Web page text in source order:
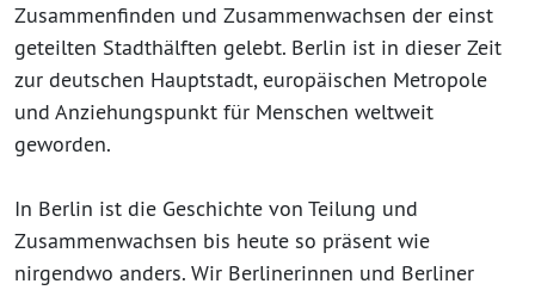
Zusammenfinden und Zusammenwachsen der einst
geteilten Stadthälften gelebt. Berlin ist in dieser Zeit
zur deutschen Hauptstadt, europäischen Metropole
und Anziehungspunkt für Menschen weltweit
geworden.
In Berlin ist die Geschichte von Teilung und
Zusammenwachsen bis heute so präsent wie
nirgendwo anders. Wir Berlinerinnen und Berliner